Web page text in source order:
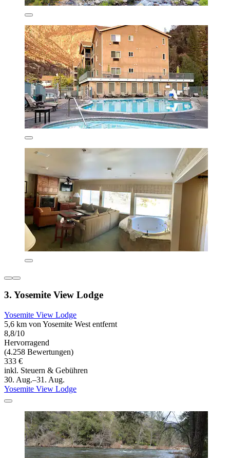
3. Yosemite View Lodge
Yosemite View Lodge
5,6 km von Yosemite West entfernt
8,8/10
Hervorragend
(4.258 Bewertungen)
333 €
inkl. Steuern & Gebühren
30. Aug.–31. Aug.
Yosemite View Lodge